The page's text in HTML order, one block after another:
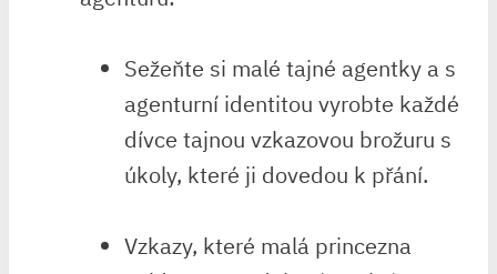
Sežeňte si malé tajné agentky a ‌s​
agenturní ⁤identitou vyrobte⁤ každé‍
dívce tajnou‍ vzkazovou brožuru s
úkoly, které ji dovedou k ​přání.
Vzkazy, které malá princezna